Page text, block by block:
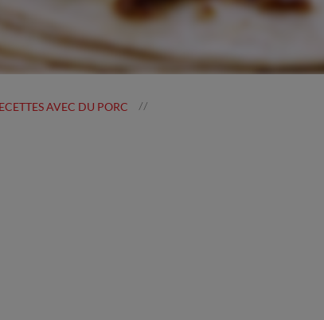
AVEC DU PORC //